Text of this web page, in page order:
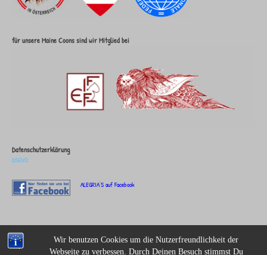
Wir benutzen Cookies um die Nutzerfreundlichkeit der
Webseite zu verbessen. Durch Deinen Besuch stimmst Du
für unsere Maine Coons sind wir Mitglied bei
Datenschutzerklärung
DSGVO
ALEGRIA'S auf Facebook
Theme: Overlay by Kaira brunnbaeren.com